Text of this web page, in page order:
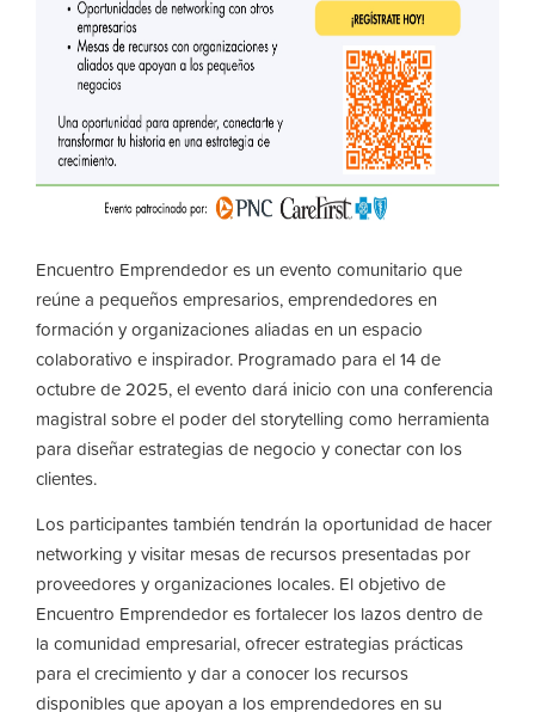
Encuentro Emprendedor es un evento comunitario que
reúne a pequeños empresarios, emprendedores en
formación y organizaciones aliadas en un espacio
colaborativo e inspirador. Programado para el 14 de
octubre de 2025, el evento dará inicio con una conferencia
magistral sobre el poder delstorytelling como herramienta
para diseñar estrategias de negocio y conectar con los
clientes.
Los participantes también tendrán la oportunidad de hacer
networking y visitar mesas de recursos presentadas por
proveedores y organizaciones locales. El objetivo de
Encuentro Emprendedor es fortalecer los lazos dentro de
la comunidad empresarial, ofrecer estrategias prácticas
para el crecimiento y dar a conocer los recursos
disponibles que apoyan a los emprendedores en su